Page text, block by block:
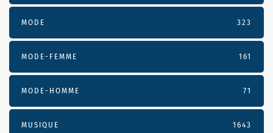
MODE 323
MODE-FEMME 161
MODE-HOMME 71
MUSIQUE 1643